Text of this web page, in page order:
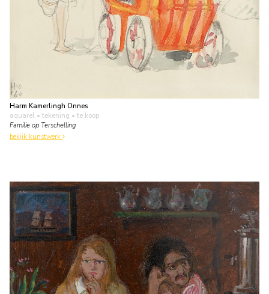
Harm Kamerlingh Onnes
aquarel • tekening • te koop
Familie op Terschelling
bekijk kunstwerk